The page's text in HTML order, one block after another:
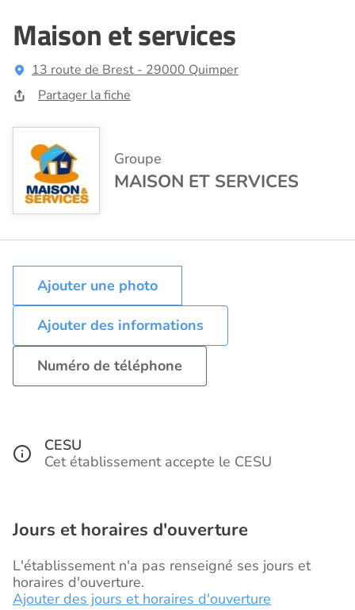
Maison et services
13 route de Brest - 29000 Quimper
Partager la fiche
Groupe
MAISON ET SERVICES
Ajouter des informations
Numéro de téléphone
CESU
Cet établissement accepte le CESU
Jours et horaires d'ouverture
L'établissement n'a pas renseigné ses jours et
horaires d'ouverture.
Ajouter des jours et horaires d'ouverture